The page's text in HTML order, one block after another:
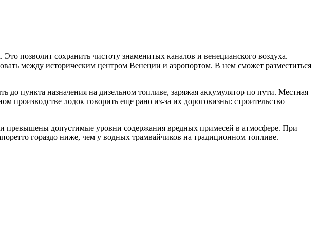
позволит сохранить чистоту знаменитых каналов и венецианского воздуха.
между историческим центром Венеции и аэропортом. В нем сможет разместиться
до пункта назначения на дизельном топливе, заряжая аккумулятор по пути. Местная
производстве лодок говорить еще рано из-за их дороговизны: строительство
превышены допустимые уровни содержания вредных примесей в атмосфере. При
гораздо ниже, чем у водных трамвайчиков на традиционном топливе.